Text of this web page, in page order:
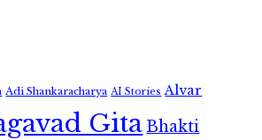
Adi Shankaracharya AI Stories Alvar
GitaBhakti